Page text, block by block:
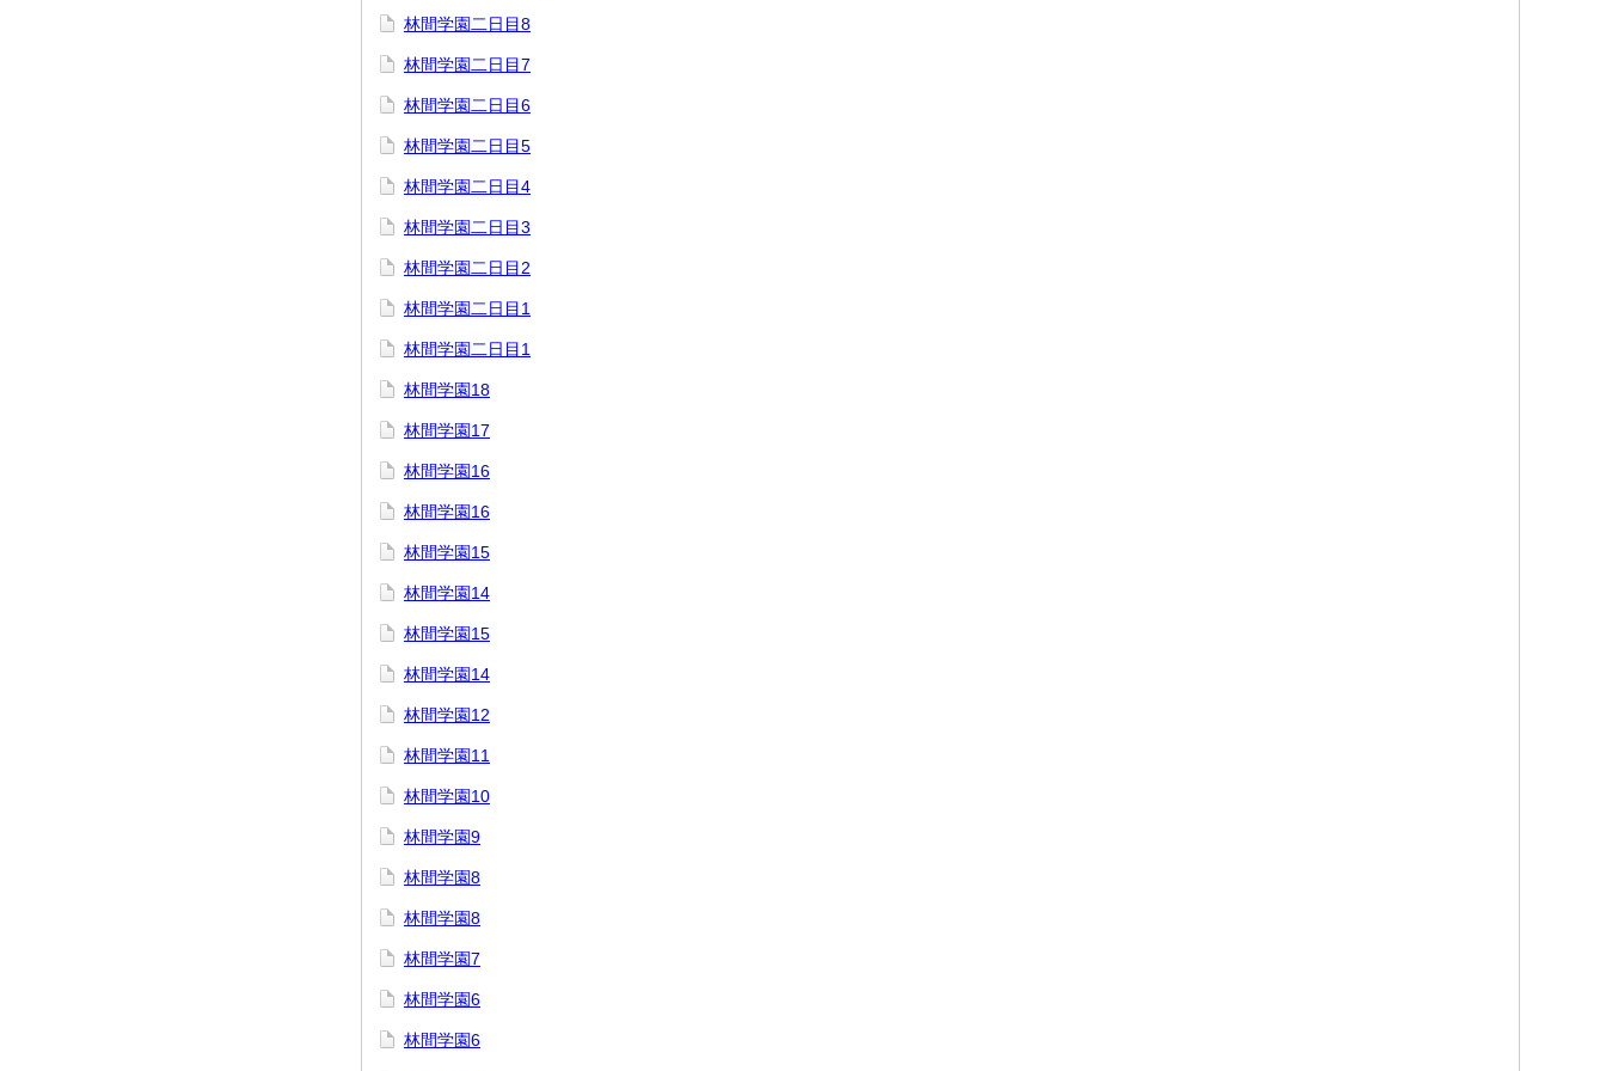
林間学園二日目8
林間学園二日目7
林間学園二日目6
林間学園二日目5
林間学園二日目4
林間学園二日目3
林間学園二日目2
林間学園二日目1
林間学園二日目1
林間学園18
林間学園17
林間学園16
林間学園16
林間学園15
林間学園14
林間学園15
林間学園14
林間学園12
林間学園11
林間学園10
林間学園9
林間学園8
林間学園8
林間学園7
林間学園6
林間学園6